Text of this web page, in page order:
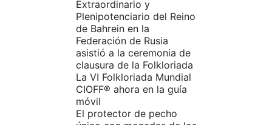
Extraordinario y
Plenipotenciario del Reino
de Bahrein en la
Federación de Rusia
asistió a la ceremonia de
clausura de la Folkloriada
La VI Folkloriada Mundial
CIOFF®️ ahora en la guía
móvil
El protector de pecho